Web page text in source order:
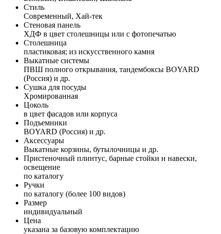
Стиль
Современный, Хай-тек
Стеновая панель
ХДФ в цвет столешницы или с фотопечатью
Столешница
пластиковая; из искусственного камня
Выкатные системы
ПВШ полного открывания, тандембоксы BOYARD
(Россия) и др.
Сушка для посуды
Хромированная
Цоколь
в цвет фасадов или корпуса
Подъемники
BOYARD (Россия) и др.
Аксессуары
Выкатные корзины, бутылочницы и др.
Пристеночный плинтус, барные стойки и навески,
освещение
по каталогу
Ручки
по каталогу (более 100 видов)
Размер
индивидуальный
Цена
указана за базовую комплектацию